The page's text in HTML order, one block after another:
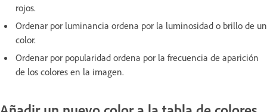
rojos.
Ordenar por luminancia ordena por la luminosidad o brillo de un
color.
Ordenar por popularidad ordena por la frecuencia de aparición
de los colores en la imagen.